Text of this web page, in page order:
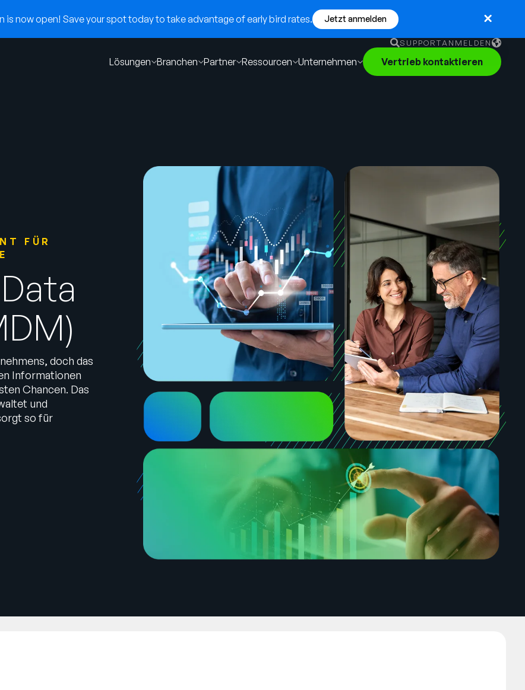
now open! Save your spot today to take advantage of early bird rates. Jetzt anmelden
SUPPORTANMELDEN
English
German
Lösungen Branchen Partner Ressourcen Unternehmen Vertrieb kontaktieren
FÜR
doch das
Informationen
Chancen. Das
und
so für